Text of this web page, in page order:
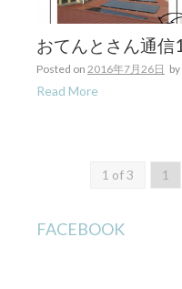
おてんとさん通信
Posted on 2016年7月26日 by
Read More
1 of 3 1
FACEBOOK